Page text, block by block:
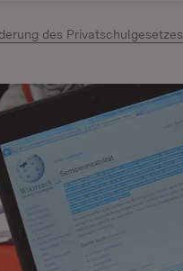
des Privatschulgesetzes